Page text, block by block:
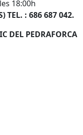
18:00h
TEL. : 686 687 042.
DEL PEDRAFORCA